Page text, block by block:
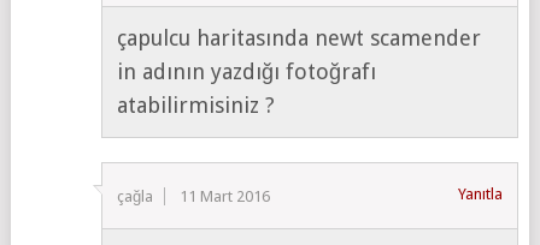
çapulcu haritasında newt scamender
in adının yazdığı fotoğrafı
atabilirmisiniz ?
çağla 11 Mart 2016 Yanıtla